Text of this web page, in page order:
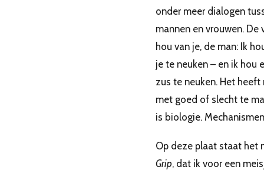
onder meer dialogen
mannen en vrouwen. De
hou van je, de man: Ik
je te neuken – en ik hou
zus te neuken. Het heeft
met goed of slecht te
is biologie.
Op deze plaat staat het
Grip, dat ik voor een